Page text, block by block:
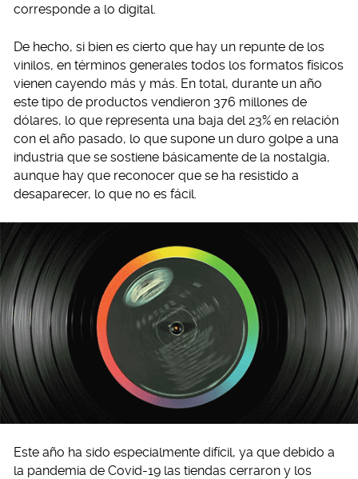
corresponde a lo digital.
De hecho, si bien es cierto que hay un repunte de los
vinilos, en términos generales todos los formatos físicos
vienen cayendo más y más. En total, durante un año
este tipo de productos vendieron 376 millones de
dólares, lo que representa una baja del 23% en relación
con el año pasado, lo que supone un duro golpe a una
industria que se sostiene básicamente de la nostalgia,
aunque hay que reconocer que se ha resistido a
desaparecer, lo que no es fácil.
Este año ha sido especialmente difícil, ya que debido a
la pandemia de Covid-19 las tiendas cerraron y los